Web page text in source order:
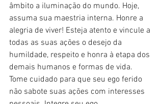
âmbito a iluminação do mundo. Hoje,
assuma sua maestria interna. Honre a
alegria de viver! Esteja atento e vincule a
todas as suas ações o desejo da
humildade, respeito e honra à etapa dos
demais humanos e formas de vida.
Tome cuidado para que seu ego ferido
não sabote suas ações com interesses